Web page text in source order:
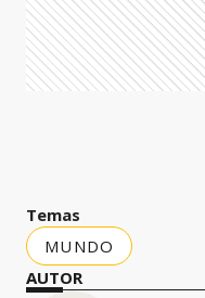
Temas
MUNDO
AUTOR